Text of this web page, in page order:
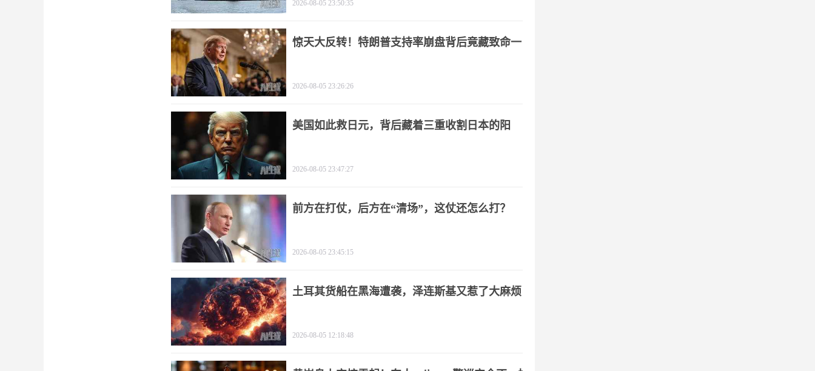
2026-08-05 23:50:35
惊天大反转！特朗普支持率崩盘背后竟藏致命一
2026-08-05 23:26:26
美国如此救日元，背后藏着三重收割日本的阳
2026-08-05 23:47:27
前方在打仗，后方在“清场”，这仗还怎么打？
2026-08-05 23:45:15
土耳其货船在黑海遭袭，泽连斯基又惹了大麻烦
2026-08-05 12:18:48